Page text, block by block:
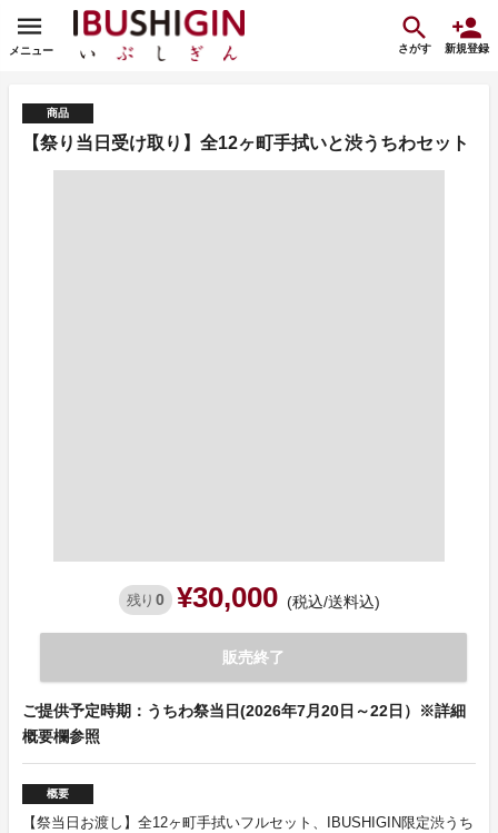
メニュー さがす 新規登録
商品
【祭り当日受け取り】全12ヶ町手拭いと渋うちわセット
残り 0 ¥30,000 (税込/送料込)
販売終了
ご提供予定時期：うちわ祭当日(2026年7月20日～22日）※詳細
概要欄参照
概要
【祭当日お渡し】全12ヶ町手拭いフルセット、IBUSHIGIN限定渋うち